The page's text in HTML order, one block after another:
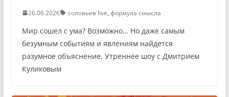
26.06.2026 соловьев live, формула смысла
Мир сошел с ума? Возможно… Но даже самым
безумным событиям и явлениям найдется
разумное объяснение. Утреннее шоу с Дмитрием
Куликовым